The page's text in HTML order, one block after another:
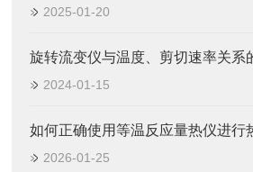
2025-01-20
旋转流变仪与温度、剪切速率关系
2024-01-15
如何正确使用等温反应量热仪进行
2026-01-25